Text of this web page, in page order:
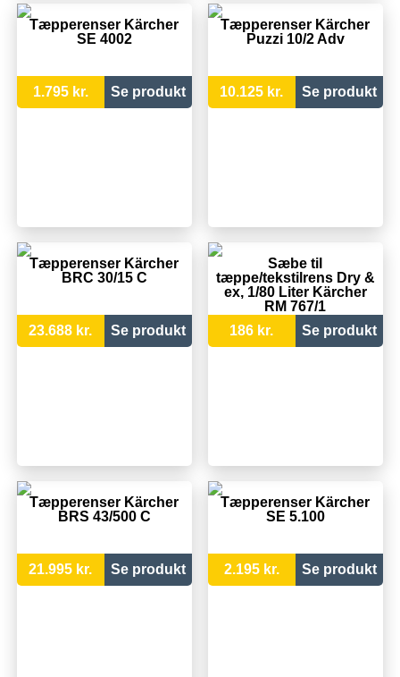
Tæpperenser Kärcher
SE 4002
1.795 kr. Se produkt
Tæpperenser Kärcher
Puzzi 10/2 Adv
10.125 kr. Se produkt
Tæpperenser Kärcher
BRC 30/15 C
23.688 kr. Se produkt
Sæbe til
tæppe/tekstilrens Dry &
ex, 1/80 Liter Kärcher
RM 767/1
186 kr.
Se produkt
Tæpperenser Kärcher
BRS 43/500 C
21.995 kr. Se produkt
Tæpperenser Kärcher
SE 5.100
2.195 kr. Se produkt